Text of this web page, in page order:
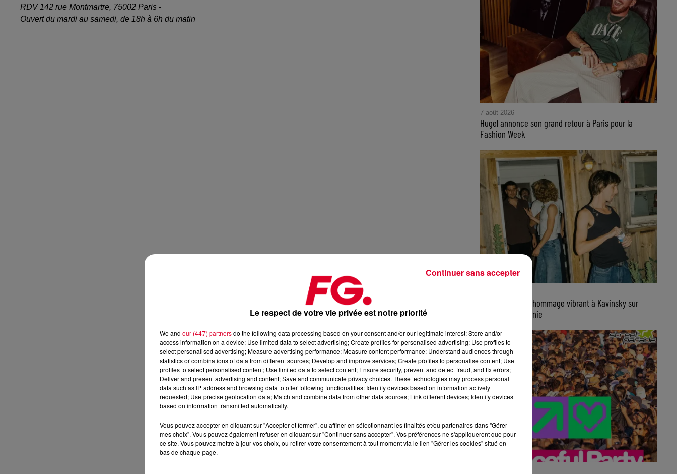
RDV 142 rue Montmartre, 75002 Paris -
Ouvert du mardi au samedi, de 18h à 6h du matin
7 août 2026
Hugel annonce son grand retour à Paris pour la
Fashion Week
Parcels rend un hommage vibrant à Kavinsky sur
scène en Californie
Le respect de votre vie privée est notre priorité
We and our (447) partnersdo the following data processing based on your consent and/or our legitimate interest: Store and/or
access information on a device; Use limited data to select advertising; Create profiles for personalised advertising; Use profiles to
select personalised advertising; Measure advertising performance; Measure content performance; Understand audiences through
statistics or combinations of data from different sources; Develop and improve services; Create profiles to personalise content; Use
profiles to select personalised content; Use limited data to select content; Ensure security, prevent and detect fraud, and fix errors;
Deliver and present advertising and content; Save and communicate privacy choices. These technologies may process personal
data such as IP address and browsing data to offer following functionalities: Identify devices based on information actively
requested; Use precise geolocation data; Match and combine data from other data sources; Link different devices; Identify devices
based on information transmitted automatically.
Vous pouvez accepter en cliquant sur "Accepter et fermer", ou affiner en sélectionnant les finalités et/ou partenaires dans "Gérer
mes choix". Vous pouvez également refuser en cliquant sur "Continuer sans accepter". Vos préférences ne s'appliqueront que pour
ce site. Vous pouvez mettre à jour vos choix, ou retirer votre consentement à tout moment via le lien "Gérer les cookies" situé en
bas de chaque page.
Continuer sans accepter